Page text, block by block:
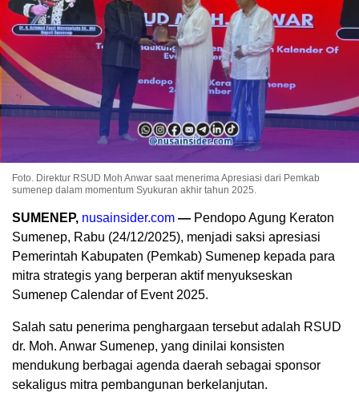
Foto. Direktur RSUD Moh Anwar saat menerima Apresiasi dari Pemkab
sumenep dalam momentum Syukuran akhir tahun 2025.
SUMENEP, nusainsider.com — Pendopo Agung Keraton
Sumenep, Rabu (24/12/2025), menjadi saksi apresiasi
Pemerintah Kabupaten (Pemkab) Sumenep kepada para
mitra strategis yang berperan aktif menyukseskan
Sumenep Calendar of Event 2025.
Salah satu penerima penghargaan tersebut adalah RSUD
dr. Moh. Anwar Sumenep, yang dinilai konsisten
mendukung berbagai agenda daerah sebagai sponsor
sekaligus mitra pembangunan berkelanjutan.